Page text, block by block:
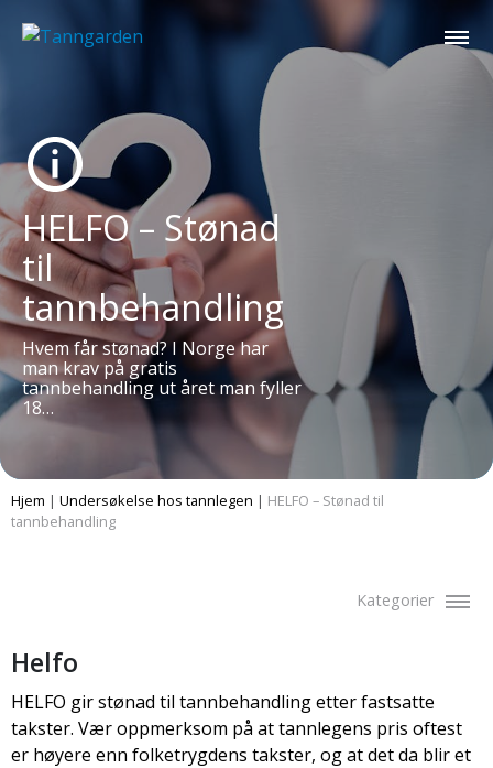
HELFO – Stønad
til
tannbehandling
Hvem får stønad? I Norge har
man krav på gratis
tannbehandling ut året man fyller
18…
Hjem | Undersøkelse hos tannlegen | HELFO – Stønad til
tannbehandling
Kategorier
Helfo
HELFO gir stønad til tannbehandling etter fastsatte
takster. Vær oppmerksom på at tannlegens pris oftest
er høyere enn folketrygdens takster, og at det da blir et